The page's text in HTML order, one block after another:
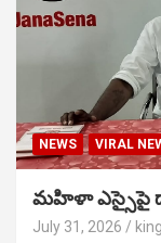
NEWS VIRAL
మహిళా ఎస్సైపై
July 31, 2026